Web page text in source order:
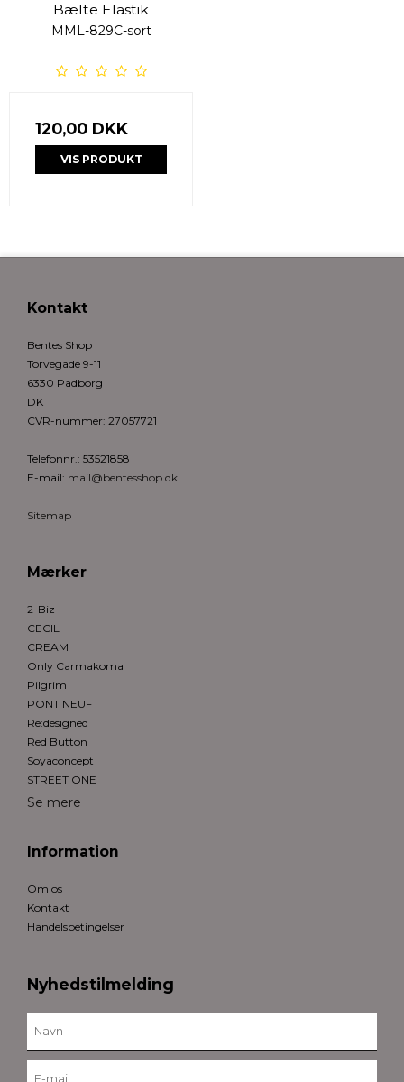
Bælte Elastik
MML-829C-sort
120,00 DKK
VIS PRODUKT
Kontakt
Bentes Shop
Torvegade 9-11
6330 Padborg
DK
CVR-nummer: 27057721
Telefonnr.: 53521858
E-mail: mail@bentesshop.dk
Sitemap
Mærker
2-Biz
CECIL
CREAM
Only Carmakoma
Pilgrim
PONT NEUF
Re:designed
Red Button
Soyaconcept
STREET ONE
Se mere
Information
Om os
Kontakt
Handelsbetingelser
Nyhedstilmelding